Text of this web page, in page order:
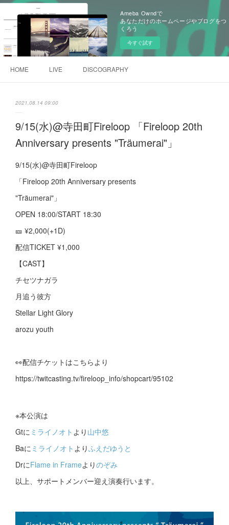
Ameba Owndで
あなただけのホームページやブログをつ
くろう
今すぐ試す
HOME LIVE DISCOGRAPHY
2021.08.14 09:00
9/15(水)@寺田町Fireloop 「Fireloop 20th
Anniversary presents "Träumerai"」
9/15(水)@寺田町Fireloop
「Fireloop 20th Anniversary presents
"Träumerai"」
OPEN 18:00/START 18:30
🎫 ¥2,000(+1D)
配信TICKET ¥1,000
【CAST】
チセツナガラ
月追う彼方
Stellar Light Glory
arozu youth
👀配信チケットはこちらより
https://twitcasting.tv/fireloop_info/shopcart/95102
※本公演は
Gtに ミライノオト より 山中悠
Baに ミライノオト よりふえだゆうと
DrにFlame in Frameよりのぞみ
以上、サポートメンバー迎え演奏行います。